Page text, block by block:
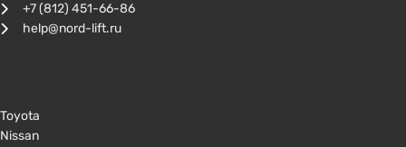
+7 (812) 451-66-86
help@nord-lift.ru
Toyota
Nissan